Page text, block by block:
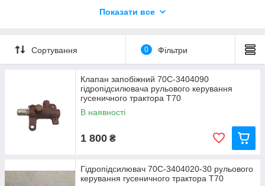
состоит из полурамы, выполненной из двух
и корпусов: главной муфты сцепления, КПП, заднего
моста, конечных передач. Спереди и сзади он
подрессорен четырьмя круглыми поперечно
сзади).Тормоза сухие, ленточные, плавающего типа (по
одному на борт) позволяют тормозить трактор как при
переднем, так и заднем ходе. Муфтами поворота
управляют при помощи рычагов, а тормозами - при
помощи педалей. Для снижения усилий на рычаги в
систему управления муфтами поворота включены
гидроусилители.По обеим сторонам корпуса заднего
них представляет собой двухступенчатый редуктор с
размещением ступеней в самостоятельных корпусах.
Показати все
Сортування 0 Фільтри
Клапан запобіжний 70С-3404090
гідропідсилювача рульового керування
гусеничного трактора Т70
В наявності
1 800 ₴
Гідропідсилювач 70С-3404020-30 рульового
керування гусеничного трактора Т70